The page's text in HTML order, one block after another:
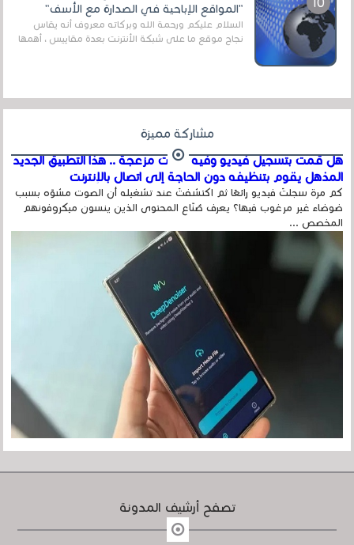
"المواقع الإباحية في الصدارة مع الأسف"
السلام عليكم ورحمة الله وبركاته معروف أنه يقاس
نجاح موقع ما على شبكة الأنترنت بعدة مقاييس ، أهمها
مشاركة مميزة
هل قمت بتسجيل فيديو وفيه أصوت مزعجة .. هذا التطبيق الجديد
المذهل يقوم بتنظيفه دون الحاجة إلى اتصال بالإنترنت
كم مرة سجلتَ فيديو رائعًا ثم اكتشفتَ عند تشغيله أن الصوت مشوّه بسبب
ضوضاء غير مرغوب فيها؟ يعرف صُنّاع المحتوى الذين ينسون ميكروفونهم
المخصص ...
تصفح أرشيف المدونة